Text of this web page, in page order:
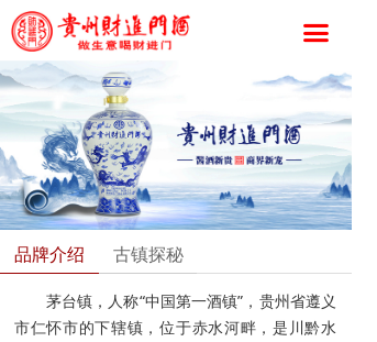
끀
茅台镇，人称“中国第一酒镇”，贵州省遵义
市仁怀市的下辖镇，位于赤水河畔，是川黔水
品牌介绍 古镇探秘